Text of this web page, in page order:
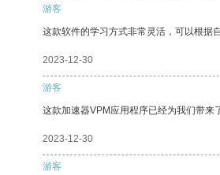
游客
这款软件的学习方式非常灵活，可以根据
2023-12-30
游客
这款加速器VPM应用程序已经为我们带来
2023-12-30
游客